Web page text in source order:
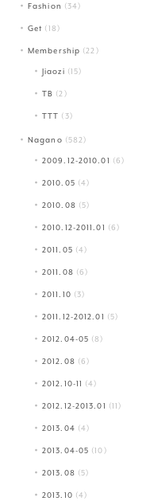
Fashion (34)
Get (18)
Membership (22)
Jiaozi (15)
TB (2)
TTT (3)
Nagano (582)
2009.12-2010.01 (6)
2010.05 (4)
2010.08 (5)
2010.12-2011.01 (6)
2011.05 (4)
2011.08 (6)
2011.10 (3)
2011.12-2012.01 (5)
2012.04-05 (8)
2012.08 (6)
2012.10-11 (4)
2012.12-2013.01 (11)
2013.04 (4)
2013.04-05 (10)
2013.08 (5)
2013.10 (4)